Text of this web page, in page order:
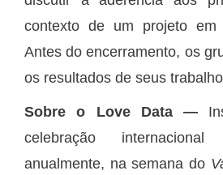
contexto de um projeto em
Antes do encerramento, os
os resultados de seus
Sobre o Love Data ―
celebração
anualmente, na semana do